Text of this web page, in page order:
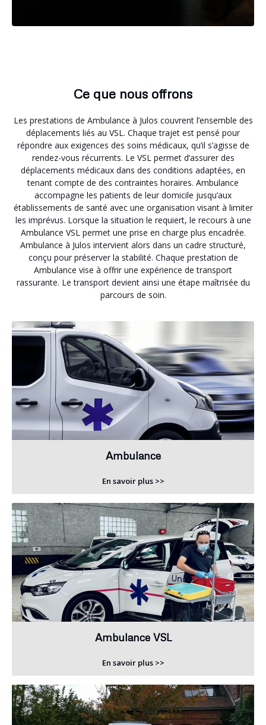
Ce que nous offrons
Les prestations de Ambulance à Julos couvrent l’ensemble des
déplacements liés au VSL. Chaque trajet est pensé pour
répondre aux exigences des soins médicaux, qu’il s’agisse de
rendez-vous récurrents. Le VSL permet d’assurer des
déplacements médicaux dans des conditions adaptées, en
tenant compte de des contraintes horaires. Ambulance
accompagne les patients de leur domicile jusqu’aux
établissements de santé avec une organisation visant à limiter
les imprévus. Lorsque la situation le requiert, le recours à une
Ambulance VSL permet une prise en charge plus encadrée.
Ambulance à Julos intervient alors dans un cadre structuré,
conçu pour préserver la stabilité. Chaque prestation de
Ambulance vise à offrir une expérience de transport
rassurante. Le transport devient ainsi une étape maîtrisée du
parcours de soin.
Ambulance
En savoir plus >>
Ambulance VSL
En savoir plus >>